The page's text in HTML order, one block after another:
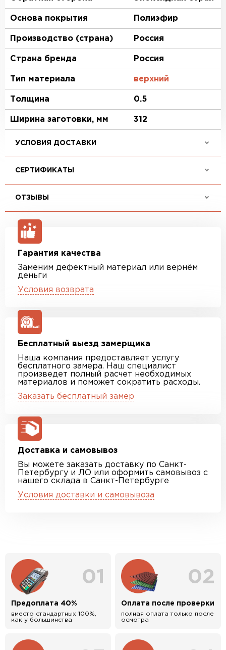
Основа покрытия Полиэфир
Производство (страна) Россия
Страна бренда Россия
Тип материала верхний
Толщина 0.5
Ширина заготовки, мм 312
УСЛОВИЯ ДОСТАВКИ
СЕРТИФИКАТЫ
ОТЗЫВЫ
Гарантия качества
Заменим дефектный материал или вернём
деньги
Условия возврата
Бесплатный выезд замерщика
Наша компания предоставляет услугу
бесплатного замера. Наш специалист
произведет полный расчет необходимых
материалов и поможет сократить расходы.
Заказать бесплатный замер
Доставка и самовывоз
Вы можете заказать доставку по Санкт-
Петербургу и ЛО или оформить самовывоз с
нашего склада в Санкт-Петербурге
Условия доставки и самовывоза
01
Предоплата 40%
вместо стандартных 100%,
как у большинства
02
Оплата после проверки
полная оплата только после
осмотра